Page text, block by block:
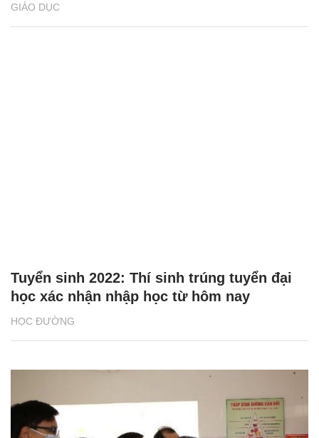
GIÁO DỤC
HỌC ĐƯỜNG
Tuyển sinh 2022: Thí sinh trúng tuyển đại
học xác nhận nhập học từ hôm nay